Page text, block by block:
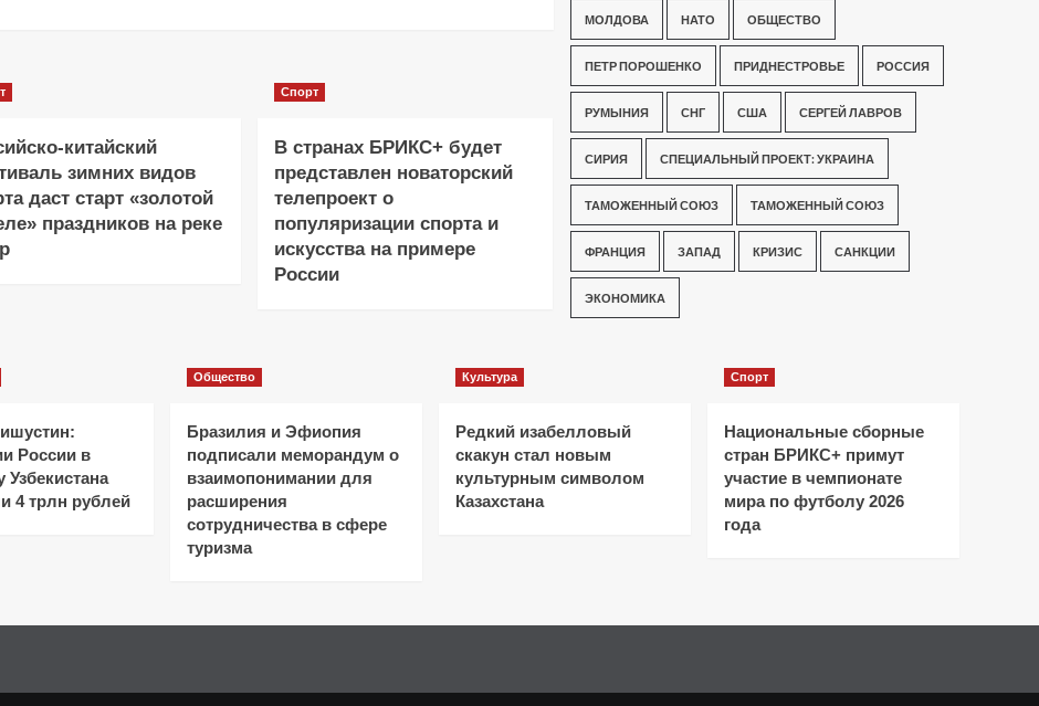
китайский
зимних видов
даст старт «золотой
праздников на реке
Спорт
В странах БРИКС+ будет
представлен новаторский
телепроект о
популяризации спорта и
искусства на примере
России
МОЛДОВА НАТО ОБЩЕСТВО
ПЕТР ПОРОШЕНКО ПРИДНЕСТРОВЬЕ РОССИЯ
РУМЫНИЯ СНГ США СЕРГЕЙ ЛАВРОВ
СИРИЯ СПЕЦИАЛЬНЫЙ ПРОЕКТ: УКРАИНА
ТАМОЖЕННЫЙ СОЮЗ ТАМОЖЕННЫЙ СОЮЗ
ФРАНЦИЯ ЗАПАД КРИЗИС САНКЦИИ
ЭКОНОМИКА
России в
Узбекистана
4 трлн рублей
Общество
Бразилия и Эфиопия
подписали меморандум о
взаимопонимании для
расширения
сотрудничества в сфере
туризма
Культура
Редкий изабелловый
скакун стал новым
культурным символом
Казахстана
Спорт
Национальные сборные
стран БРИКС+ примут
участие в чемпионате
мира по футболу 2026
года